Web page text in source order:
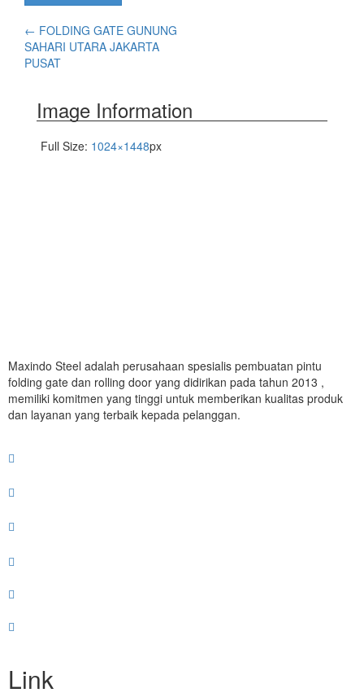
← FOLDING GATE GUNUNG
SAHARI UTARA JAKARTA
PUSAT
Image Information
Full Size: 1024×1448px
Maxindo Steel adalah perusahaan spesialis pembuatan pintu
folding gate dan rolling door yang didirikan pada tahun 2013 ,
memiliki komitmen yang tinggi untuk memberikan kualitas produk
dan layanan yang terbaik kepada pelanggan.
Link